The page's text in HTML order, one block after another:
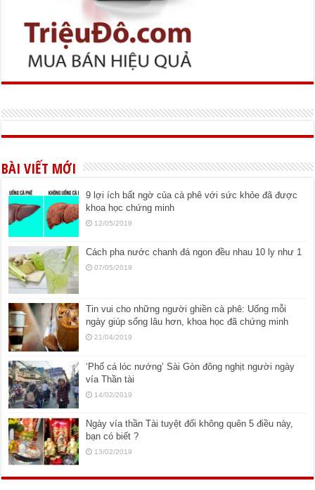
BÀI VIẾT MỚI
9 lợi ích bất ngờ của cà phê với sức khỏe đã được
khoa học chứng minh
12/05/2019
Cách pha nước chanh đá ngon đều nhau 10 ly như 1
07/05/2019
Tin vui cho những người ghiền cà phê: Uống mỗi
ngày giúp sống lâu hơn, khoa học đã chứng minh
21/04/2019
‘Phố cá lóc nướng’ Sài Gòn đông nghịt người ngày
vía Thần tài
14/02/2019
Ngày vía thần Tài tuyệt đối không quên 5 điều này,
bạn có biết ?
13/02/2019